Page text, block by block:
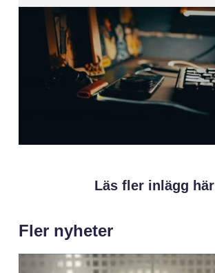
Läs fler inlägg här
Fler nyheter